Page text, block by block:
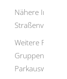
Nähere
Weitere
Gruppen
Parkausweis